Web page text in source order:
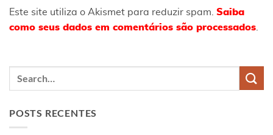
Este site utiliza o Akismet para reduzir spam. Saiba
como seus dados em comentários são processados
POSTS RECENTES